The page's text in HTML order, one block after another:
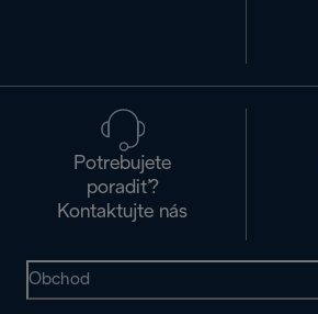
Potrebujete
poradiť?
Kontaktujte nás
Obchod